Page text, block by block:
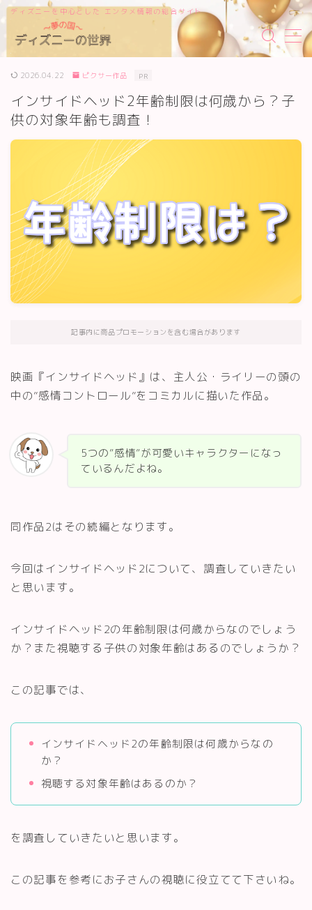
ディズニーを中心とした エンタメ情報の総合サイト
サイトマップ
お問い合わせ
2026.04.22 ピクサー作品 PR
インサイドヘッド2年齢制限は何歳から？子
供の対象年齢も調査！
記事内に商品プロモーションを含む場合があります
映画『インサイドヘッド』は、主人公・ライリーの頭の
中の”感情コントロール”をコミカルに描いた作品。
5つの”感情”が可愛いキャラクターになっ
ているんだよね。
同作品2はその続編となります。
今回はインサイドヘッド2について、調査していきたい
と思います。
インサイドヘッド2の年齢制限は何歳からなのでしょう
か？また視聴する子供の対象年齢はあるのでしょうか？
この記事では、
インサイドヘッド2の年齢制限は何歳からなの
か？
視聴する対象年齢はあるのか？
を調査していきたいと思います。
この記事を参考にお子さんの視聴に役立てて下さいね。